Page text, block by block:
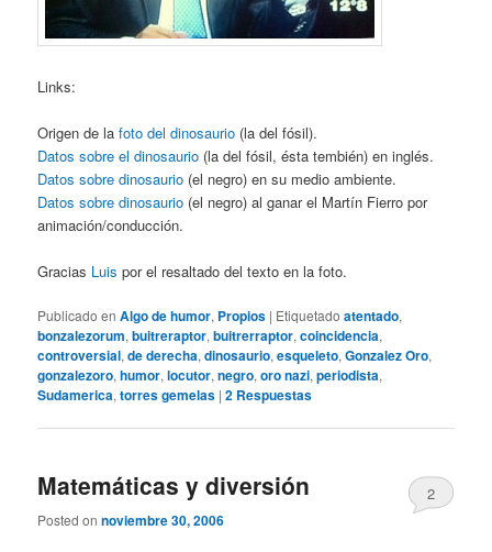
Links:
Origen de lafoto del dinosaurio (la del fósil).
Datos sobre el dinosaurio (la del fósil, ésta tembién) en inglés.
Datos sobre dinosaurio (el negro) en su medio ambiente.
Datos sobre dinosaurio (el negro) al ganar el Martín Fierro por
animación/conducción.
Gracias Luis por el resaltado del texto en la foto.
Publicado en Algo de humor, Propios | Etiquetado atentado,
bonzalezorum,buitreraptor,buitrerraptor,coincidencia,
controversial,de derecha,dinosaurio,esqueleto,Gonzalez Oro,
gonzalezoro,humor,locutor,negro,oro nazi,periodista,
Sudamerica,torres gemelas |2 Respuestas
Matemáticas y diversión
Posted onnoviembre 30, 2006
2